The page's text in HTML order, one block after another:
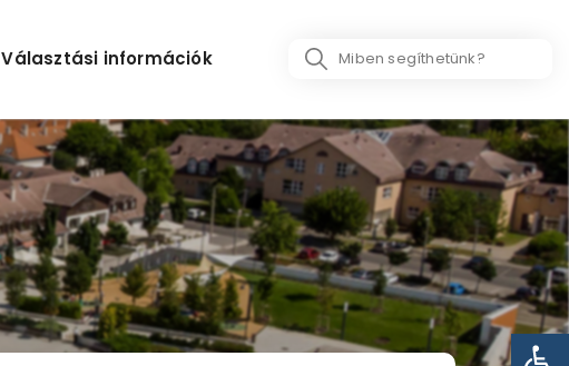
Választási információk
Search